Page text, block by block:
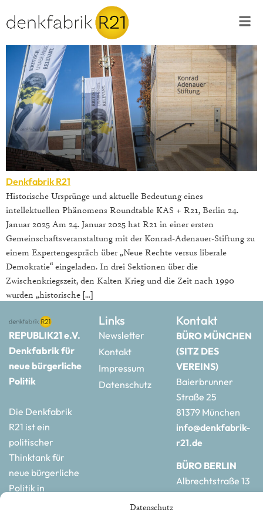
Datenschutz
Denkfabrik R21
Historische Ursprünge und aktuelle Bedeutung eines
intellektuellen Phänomens Roundtable KAS + R21, Berlin 24.
Januar 2025 Am 24. Januar 2025 hat R21 in einer ersten
Gemeinschaftsveranstaltung mit der Konrad-Adenauer-Stiftung zu
einem Expertengespräch über „Neue Rechte versus liberale
Demokratie“ eingeladen. In drei Sektionen über die
Zwischenkriegszeit, den Kalten Krieg und die Zeit nach 1990
wurden „historische […]
REPUBLIK21 e.V.
Denkfabrik für
neue bürgerliche
Politik
Die Denkfabrik
R21 ist ein
politischer
Thinktank für
neue bürgerliche
Politik in
Links
Newsletter
Kontakt
Impressum
Datenschutz
Kontakt
BÜRO MÜNCHEN
(SITZ DES
VEREINS)
Baierbrunner
Straße 25
81379 München
info@denkfabrik-
r21.de
BÜRO BERLIN
Albrechtstraße 13